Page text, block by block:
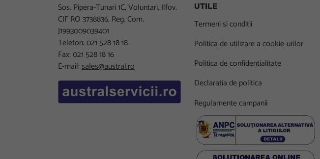
Sos. Pipera-Tunari 1C, Voluntari, Ilfov.
CIF RO 3738836, Reg. Com.
J1993009039401
Telefon: 021 528 18 18
Fax: 021 528 18 16
E-mail:sales@austral.ro
UTILE
Termeni si conditii
Politica de utilizare a cookie-urilor
Politica de confidentialitate
Declaratia de politica
Regulamente campanii